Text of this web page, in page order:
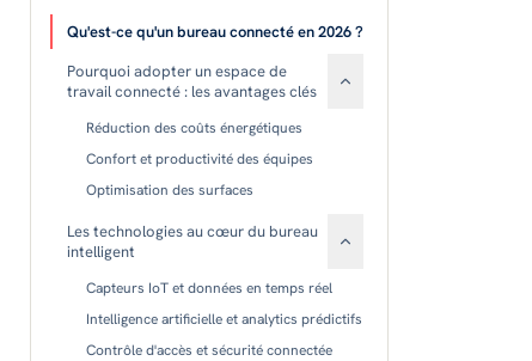
Sélection parmi nos 80+ opérateurs partenaires
Tous les opérateurs
Qu'est-ce qu'un bureau connecté en 2026 ?
Pourquoi adopter un espace de
travail connecté : les avantages clés
Réduction des coûts énergétiques
Confort et productivité des équipes
Optimisation des surfaces
Les technologies au cœur du bureau
intelligent
Capteurs IoT et données en temps réel
Intelligence artificielle et analytics prédictifs
Contrôle d'accès et sécurité connectée